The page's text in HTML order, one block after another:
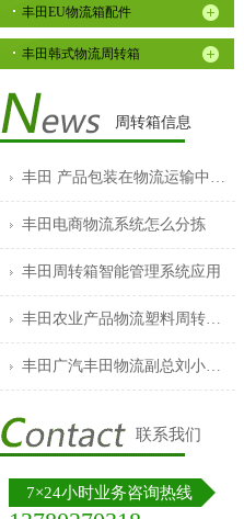
丰田EU物流箱配件
丰田韩式物流周转箱
周转箱信息
丰田 产品包装在物流运输中的作用
丰田电商物流系统怎么分拣
丰田周转箱智能管理系统应用
丰田农业产品物流塑料周转箱的普及
丰田广汽丰田物流副总刘小云发表重要讲话
联系我们
7×24小时业务咨询热线